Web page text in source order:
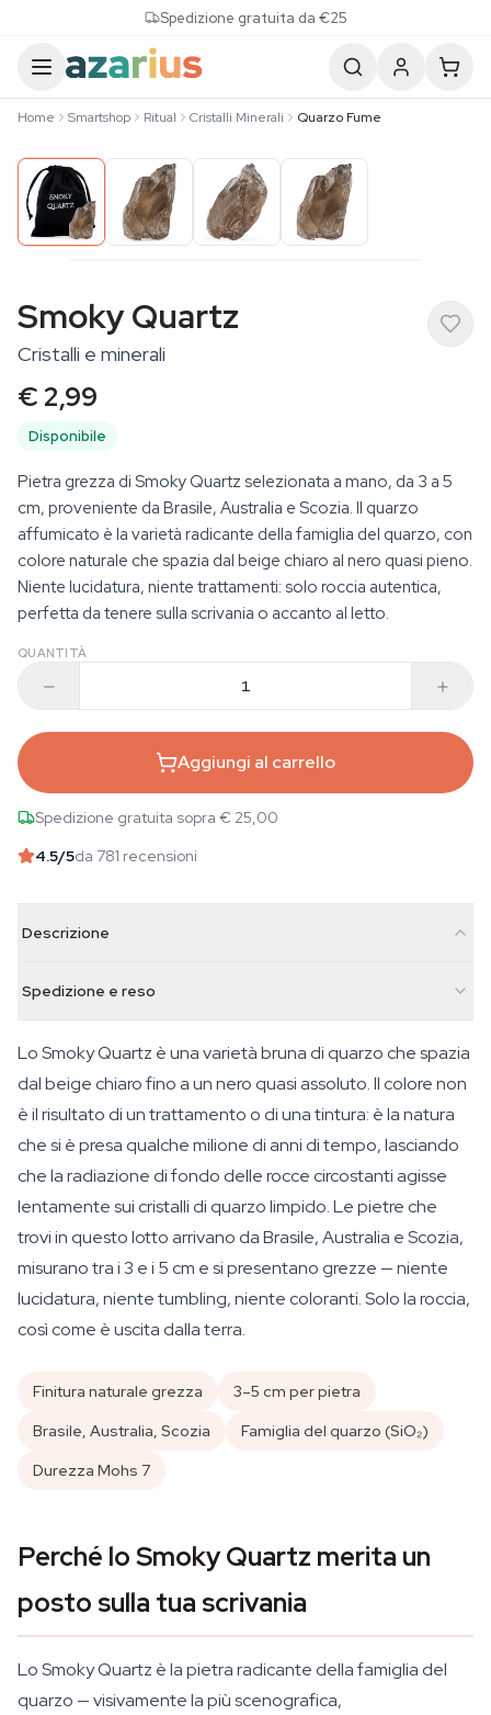
Spedizione gratuita da €25
Home Smartshop Ritual Cristalli Minerali Quarzo Fume
Smoky Quartz
Cristalli e minerali
€ 2,99
Disponibile
Pietra grezza di Smoky Quartz selezionata a mano, da 3 a 5
cm, proveniente da Brasile, Australia e Scozia. Il quarzo
affumicato è la varietà radicante della famiglia del quarzo, con
colore naturale che spazia dal beige chiaro al nero quasi pieno.
Niente lucidatura, niente trattamenti: solo roccia autentica,
perfetta da tenere sulla scrivania o accanto al letto.
QUANTITÀ
Aggiungi al carrello
Spedizione gratuita sopra € 25,00
4.5/5da 781 recensioni
Descrizione
Spedizione e reso
Lo Smoky Quartz è una varietà bruna di quarzo che spazia
dal beige chiaro fino a un nero quasi assoluto. Il colore non
è il risultato di un trattamento o di una tintura: è la natura
che si è presa qualche milione di anni di tempo, lasciando
che la radiazione di fondo delle rocce circostanti agisse
lentamente sui cristalli di quarzo limpido. Le pietre che
trovi in questo lotto arrivano da Brasile, Australia e Scozia,
misurano tra i 3 e i 5 cm e si presentano grezze — niente
lucidatura, niente tumbling, niente coloranti. Solo la roccia,
così come è uscita dalla terra.
Finitura naturale grezza
3–5 cm per pietra
Brasile, Australia, Scozia
Famiglia del quarzo (SiO₂)
Durezza Mohs 7
Perché lo Smoky Quartz merita un
posto sulla tua scrivania
Lo Smoky Quartz è la pietra radicante della famiglia del
quarzo — visivamente la più scenografica,